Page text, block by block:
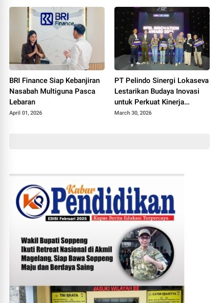
BRI Finance Siap Kebanjiran
Nasabah Multiguna Pasca
Lebaran
April 01, 2026
PT Pelindo Sinergi Lokaseva
Lestarikan Budaya Inovasi
untuk Perkuat Kinerja
Berkelanjutan Lewat
March 30, 2026